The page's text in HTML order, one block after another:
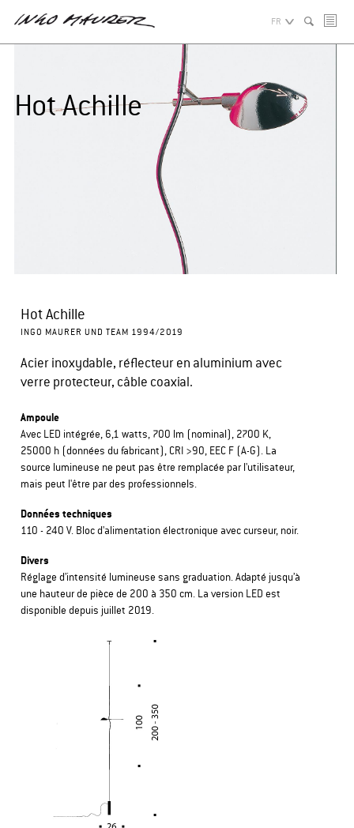
FR
Hot Achille
Hot Achille
INGO MAURER UND TEAM 1994/2019
Acier inoxydable, réflecteur en aluminium avec
verre protecteur, câble coaxial.
Ampoule
Avec LED intégrée, 6,1 watts, 700 lm (nominal), 2700 K,
25000 h (données du fabricant), CRI >90, EEC F (A-G). La
source lumineuse ne peut pas être remplacée par l'utilisateur,
mais peut l'être par des professionnels.
Données techniques
110 - 240 V. Bloc d'alimentation électronique avec curseur, noir.
Divers
Réglage d’intensité lumineuse sans graduation. Adapté jusqu’à
une hauteur de pièce de 200 à 350 cm. La version LED est
disponible depuis juillet 2019.